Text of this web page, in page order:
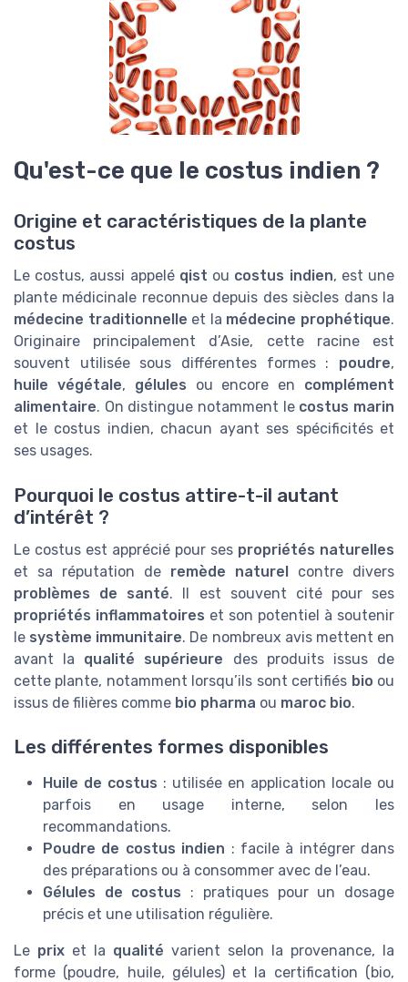
Qu'est-ce que le costus indien ?
Origine et caractéristiques de la plante
costus
Le costus, aussi appelé qist ou costus indien, est une
plante médicinale reconnue depuis des siècles dans la
médecine traditionnelle et la médecine prophétique.
Originaire principalement d’Asie, cette racine est
souvent utilisée sous différentes formes : poudre,
huile végétale, gélules ou encore en complément
alimentaire. On distingue notamment le costus marin
et le costus indien, chacun ayant ses spécificités et
ses usages.
Pourquoi le costus attire-t-il autant
d’intérêt ?
Le costus est apprécié pour ses propriétés naturelles
et sa réputation de remède naturel contre divers
problèmes de santé. Il est souvent cité pour ses
propriétés inflammatoires et son potentiel à soutenir
le système immunitaire. De nombreux avis mettent en
avant la qualité supérieure des produits issus de
cette plante, notamment lorsqu’ils sont certifiés bio ou
issus de filières comme bio pharma ou maroc bio.
Les différentes formes disponibles
Huile de costus : utilisée en application locale ou
parfois en usage interne, selon les
recommandations.
Poudre de costus indien : facile à intégrer dans
des préparations ou à consommer avec de l’eau.
Gélules de costus : pratiques pour un dosage
précis et une utilisation régulière.
Le prix et la qualité varient selon la provenance, la
forme (poudre, huile, gélules) et la certification (bio,